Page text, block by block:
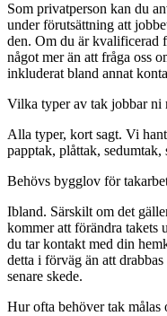
Som privatperson kan du
under förutsättning att
den. Om du är kvalificerad
något mer än att fråga oss
inkluderat bland annat
Vilka typer av tak jobbar ni
Alla typer, kort sagt. Vi
papptak, plåttak, sedumtak,
Behövs bygglov för
Ibland. Särskilt om det
kommer att förändra takets
du tar kontakt med din
detta i förväg än att
senare skede.
Hur ofta behöver tak målas